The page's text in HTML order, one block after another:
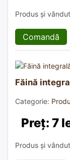
Produs și
Comandă
Făină
Categorie:
Preț: 7
Produs și